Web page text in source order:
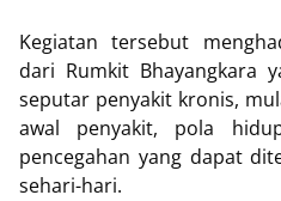
Kegiatan tersebut
dari Rumkit Bhayangkara
seputar penyakit kronis,
awal penyakit, pola
pencegahan yang dapat
sehari-hari.